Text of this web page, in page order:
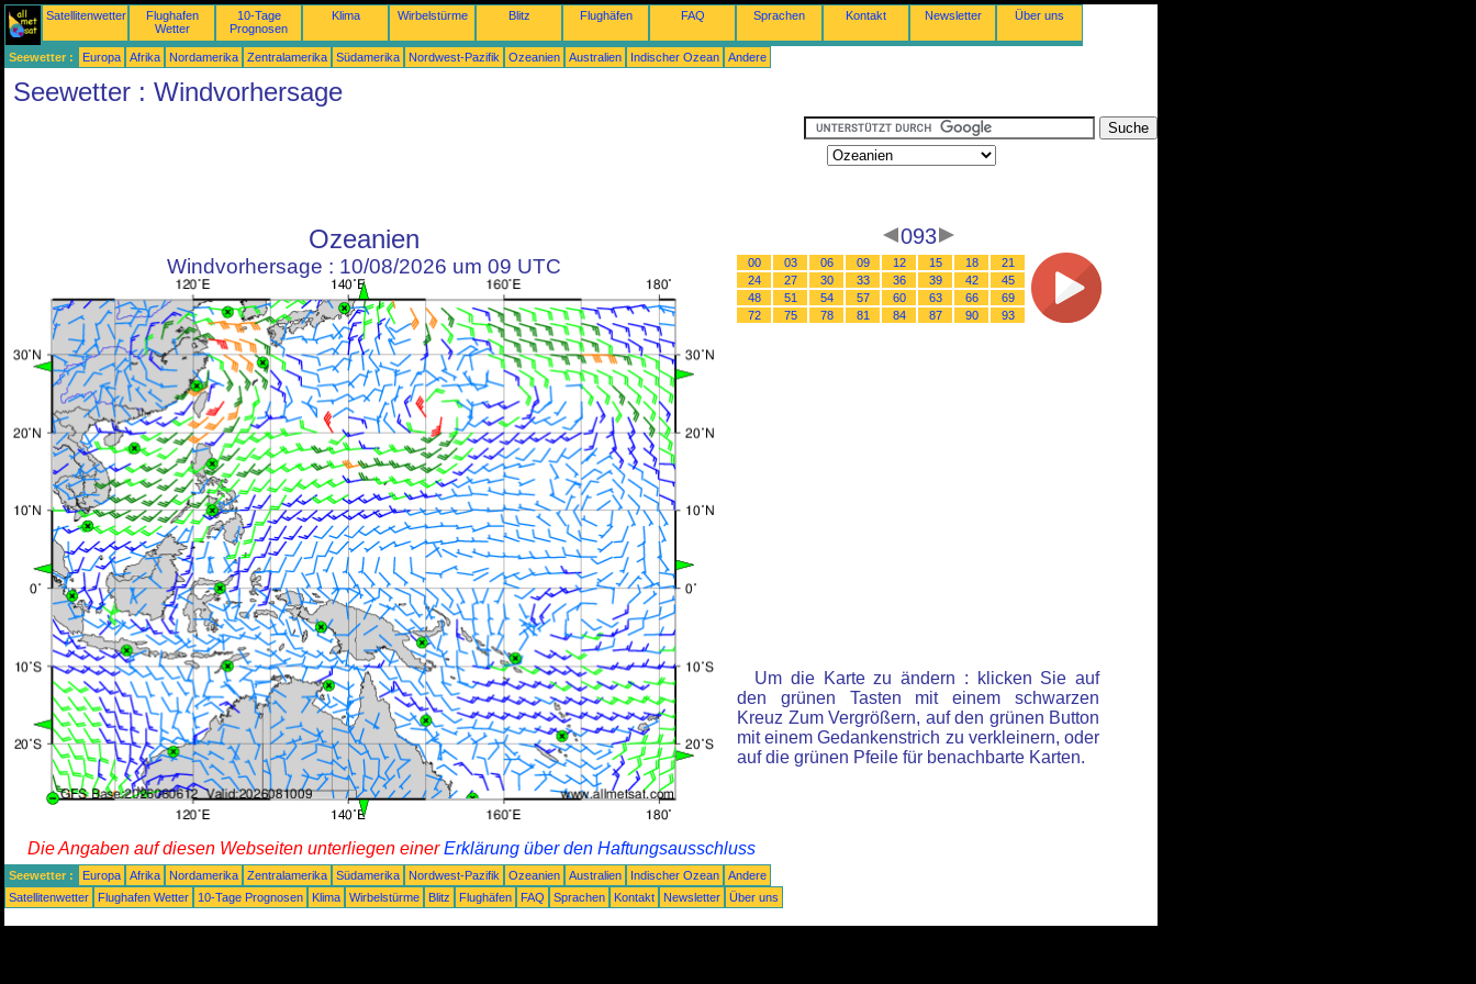
Satellitenwetter
Flughafen
Wetter
10-Tage
Prognosen
Klima Wirbelstürme Blitz Flughäfen FAQ Sprachen Kontakt Newsletter Über uns
Seewetter : Europa Afrika Nordamerika Zentralamerika Südamerika Nordwest-Pazifik Ozeanien Australien Indischer Ozean Andere
Seewetter : Windvorhersage
Ozeanien
Windvorhersage : 10/08/2026 um 09 UTC
093
00 03 06 09 12 15 18
21
24
27 30 33 36 39 42
45
48
51 54 57 60 63 66
69
72
75 78 81 84 87 90 93
Um die Karte zu ändern : klicken Sie auf
den grünen Tasten mit einem schwarzen
Kreuz Zum Vergrößern, auf den grünen Button
mit einem Gedankenstrich zu verkleinern, oder
auf die grünen Pfeile für benachbarte Karten.
Die Angaben auf diesen Webseiten unterliegen einerErklärung über den Haftungsausschluss
Seewetter : Europa Afrika Nordamerika Zentralamerika Südamerika Nordwest-Pazifik Ozeanien Australien Indischer Ozean
Andere
Satellitenwetter
Flughafen Wetter 10-Tage Prognosen Klima Wirbelstürme Blitz Flughäfen FAQ Sprachen Kontakt Newsletter Über uns